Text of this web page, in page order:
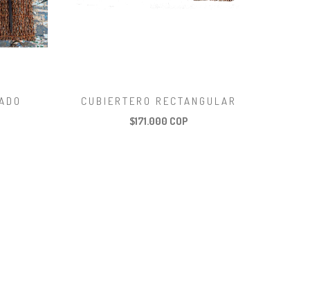
CUBIERTERO RECTANGULAR
$171.000 COP